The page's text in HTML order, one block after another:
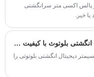
از پالس اکسی متر سرانگشتی
یا خیر.
محدوده قیمت یک پالس اکسیمتر دیجیتال انگشتی بلوتوث با کیفیت بالا چقدر است؟
دیجیتال انگشتی بلوتوثی را